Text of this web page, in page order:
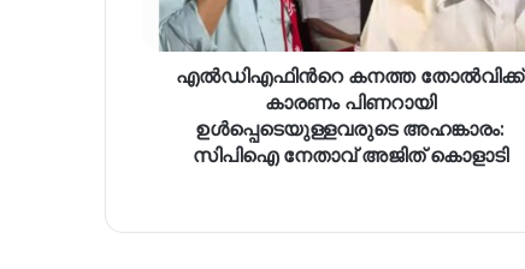
എൽഡിഎഫിന്‍റെ കനത്ത തോൽവിക്ക്
കാരണം പിണറായി
ഉൾപ്പെടെയുള്ളവരുടെ അഹങ്കാരം:
സിപിഐ നേതാവ് അജിത് കൊളാടി